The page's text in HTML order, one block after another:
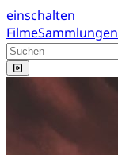
einschalten
FilmeSammlungen